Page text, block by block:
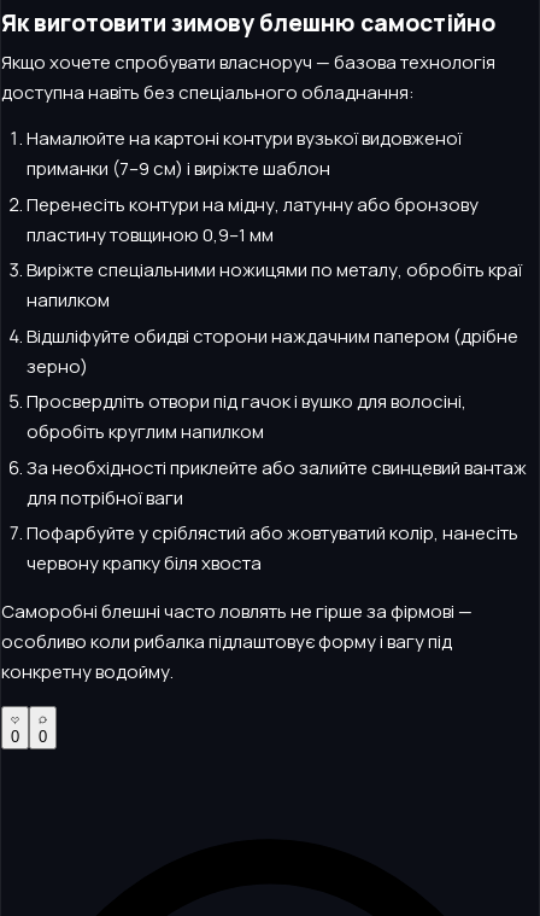
Як виготовити зимову блешню самостійно
Якщо хочете спробувати власноруч — базова технологія
доступна навіть без спеціального обладнання:
Намалюйте на картоні контури вузької видовженої
приманки (7–9 см) і виріжте шаблон
Перенесіть контури на мідну, латунну або бронзову
пластину товщиною 0,9–1 мм
Виріжте спеціальними ножицями по металу, обробіть краї
напилком
Відшліфуйте обидві сторони наждачним папером (дрібне
зерно)
Просвердліть отвори під гачок і вушко для волосіні,
обробіть круглим напилком
За необхідності приклейте або залийте свинцевий вантаж
для потрібної ваги
Пофарбуйте у сріблястий або жовтуватий колір, нанесіть
червону крапку біля хвоста
Саморобні блешні часто ловлять не гірше за фірмові —
особливо коли рибалка підлаштовує форму і вагу під
конкретну водойму.
0 0